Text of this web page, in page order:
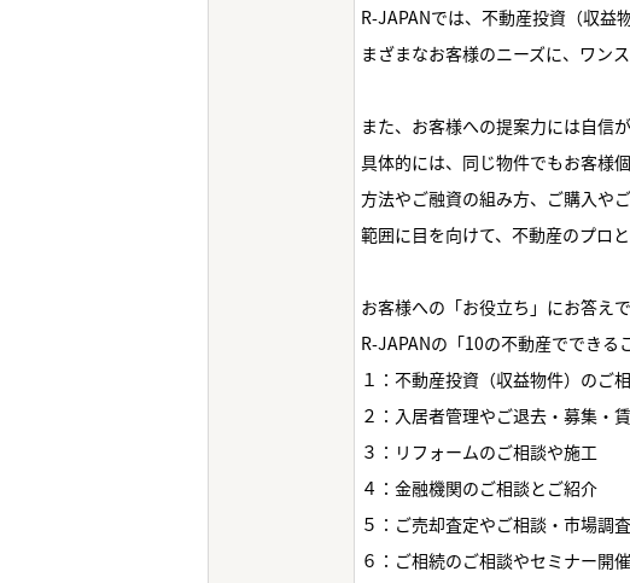
R-JAPANでは、不動産投資（収益
まざまなお客様のニーズに、ワン
また、お客様への提案力には自信が
具体的には、同じ物件でもお客様
方法やご融資の組み方、ご購入や
範囲に目を向けて、不動産のプロ
お客様への「お役立ち」にお答え
R-JAPANの「10の不動産でできる
１：不動産投資（収益物件）のご
２：入居者管理やご退去・募集・
３：リフォームのご相談や施工
４：金融機関のご相談とご紹介
５：ご売却査定やご相談・市場調査
６：ご相続のご相談やセミナー開催